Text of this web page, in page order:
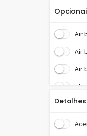
Air
Air
Air
Ar
Ar
Detalhes